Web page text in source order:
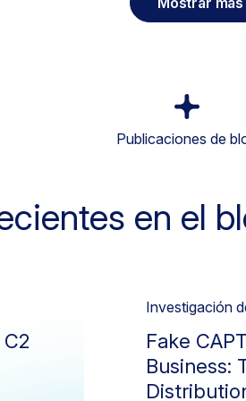
Publicaciones de
en el
Investigación
Fake
Business: